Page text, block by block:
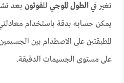
تغير فيالطول الموجي للفوتون بعد
يمكن حسابه بدقة باستخدام
المطبقتين على الاصطدام بين
على مستوى الجسيمات الدقيقة.